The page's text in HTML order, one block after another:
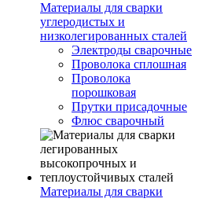
Материалы для сварки
углеродистых и
низколегированных сталей
Электроды сварочные
Проволока сплошная
Проволока
порошковая
Прутки присадочные
Флюс сварочный
Материалы для сварки